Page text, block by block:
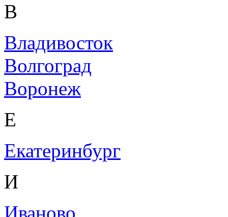
В
Владивосток
Волгоград
Воронеж
Е
Екатеринбург
И